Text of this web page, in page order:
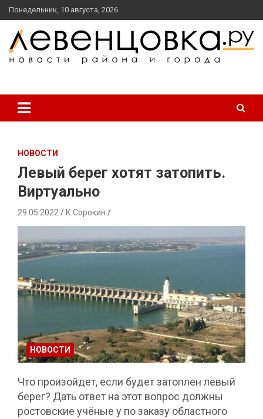
перейти
к
содержанию
Понедельник, 10 августа, 2026
НОВОСТИ
Левый берег хотят затопить.
Виртуально
29.05.2022 К.Сорокин
НОВОСТИ
Что произойдет, если будет затоплен левый
берег? Дать ответ на этот вопрос должны
ростовские учёные у по заказу областного